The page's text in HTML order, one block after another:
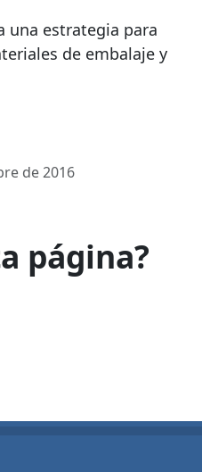
una estrategia para
de embalaje y
de 2016
página?